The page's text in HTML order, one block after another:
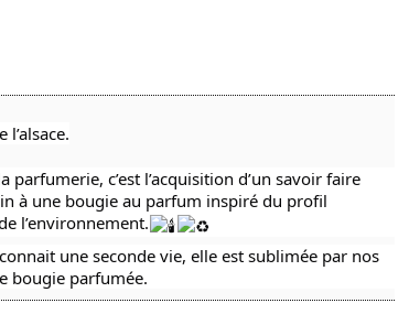
parfumerie, c’est l’acquisition d’un savoir faire
à une bougie au parfum inspiré du profil
l’environnement.
une seconde vie, elle est sublimée par nos
bougie parfumée.